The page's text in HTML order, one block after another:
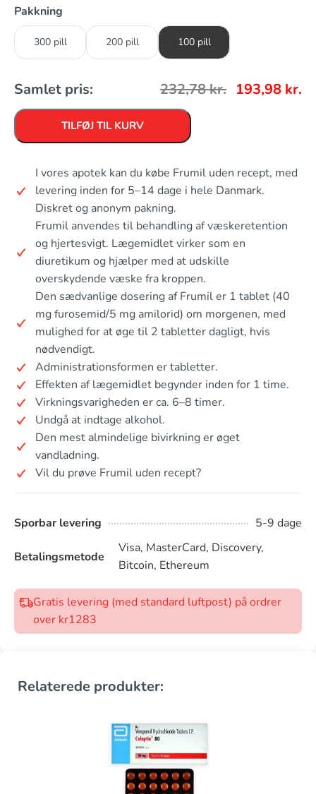
Pakkning
300 pill 200 pill 100 pill
Samlet pris: 232,78kr. 193,98 kr.
TILFØJ TIL KURV
I vores apotek kan du købe Frumil uden recept, med
levering inden for 5–14 dage i hele Danmark.
Diskret og anonym pakning.
Frumil anvendes til behandling af væskeretention
og hjertesvigt. Lægemidlet virker som en
diuretikum og hjælper med at udskille
overskydende væske fra kroppen.
Den sædvanlige dosering af Frumil er 1 tablet (40
mg furosemid/5 mg amilorid) om morgenen, med
mulighed for at øge til 2 tabletter dagligt, hvis
nødvendigt.
Administrationsformen er tabletter.
Effekten af lægemidlet begynder inden for 1 time.
Virkningsvarigheden er ca. 6–8 timer.
Undgå at indtage alkohol.
Den mest almindelige bivirkning er øget
vandladning.
Vil du prøve Frumil uden recept?
Sporbar levering 5-9 dage
Betalingsmetode
Visa, MasterCard, Discovery,
Bitcoin, Ethereum
Gratis levering (med standard luftpost) på ordrer
over kr1283
Relaterede produkter: